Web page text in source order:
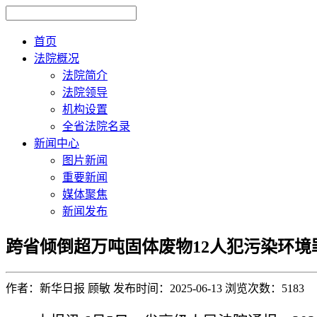
首页
法院概况
法院简介
法院领导
机构设置
全省法院名录
新闻中心
图片新闻
重要新闻
媒体聚焦
新闻发布
跨省倾倒超万吨固体废物12人犯污染环境
作者：新华日报 顾敏 发布时间：2025-06-13 浏览次数：5183